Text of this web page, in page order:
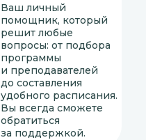
Ваш личный
помощник, который
решит любые
вопросы: от подбора
программы
и преподавателей
до составления
удобного расписания.
Вы всегда сможете
обратиться
за поддержкой.